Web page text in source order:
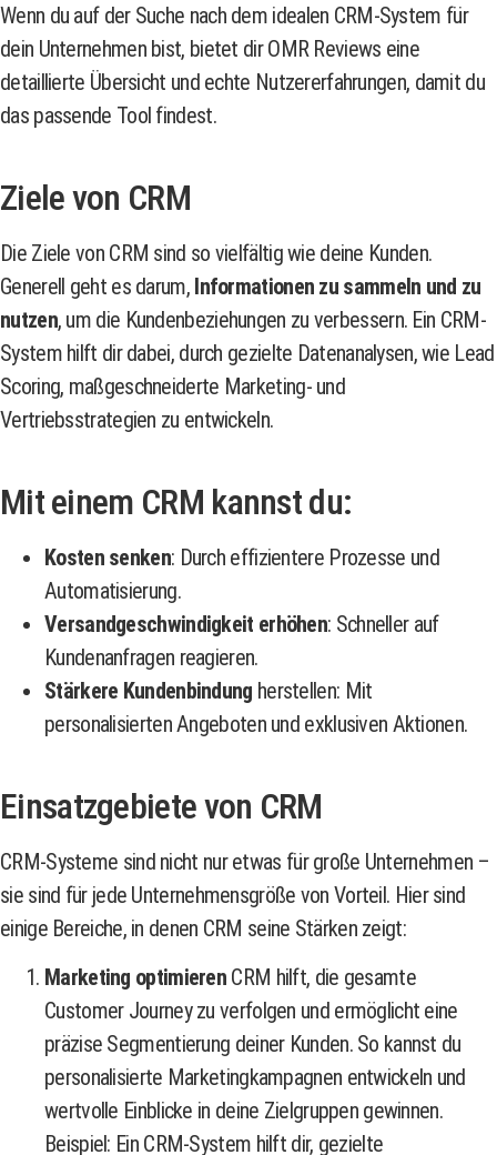
Wenn du auf der Suche nach dem idealen CRM-System für
dein Unternehmen bist, bietet dir OMR Reviews eine
detaillierte Übersicht und echte Nutzererfahrungen, damit du
das passende Tool findest.
Ziele von CRM
Die Ziele von CRM sind so vielfältig wie deine Kunden.
Generell geht es darum, Informationen zu sammeln und zu
nutzen, um die Kundenbeziehungen zu verbessern. Ein CRM-
System hilft dir dabei, durch gezielte Datenanalysen, wie Lead
Scoring, maßgeschneiderte Marketing- und
Vertriebsstrategien zu entwickeln.
Mit einem CRM kannst du:
Kosten senken: Durch effizientere Prozesse und
Automatisierung.
Versandgeschwindigkeit erhöhen: Schneller auf
Kundenanfragen reagieren.
Stärkere Kundenbindung herstellen: Mit
personalisierten Angeboten und exklusiven Aktionen.
Einsatzgebiete von CRM
CRM-Systeme sind nicht nur etwas für große Unternehmen –
sie sind für jede Unternehmensgröße von Vorteil. Hier sind
einige Bereiche, in denen CRM seine Stärken zeigt:
Marketing optimieren CRM hilft, die gesamte
Customer Journey zu verfolgen und ermöglicht eine
präzise Segmentierung deiner Kunden. So kannst du
personalisierte Marketingkampagnen entwickeln und
wertvolle Einblicke in deine Zielgruppen gewinnen.
Beispiel: Ein CRM-System hilft dir, gezielte